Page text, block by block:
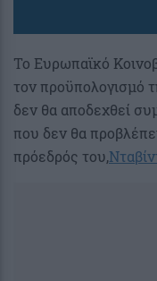
Το Ευρωπαϊκό
τον προϋπολογισμό
δεν θα αποδεχθεί
που δεν θα
πρόεδρός του,